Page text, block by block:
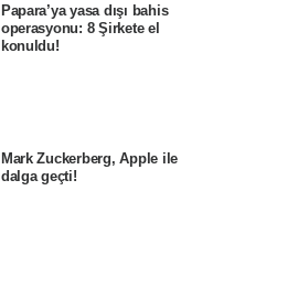
Papara’ya yasa dışı bahis
operasyonu: 8 Şirkete el
konuldu!
Mark Zuckerberg, Apple ile
dalga geçti!